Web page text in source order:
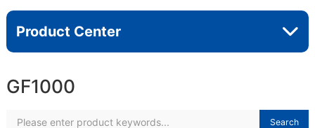
Product Center
GF1000
Search